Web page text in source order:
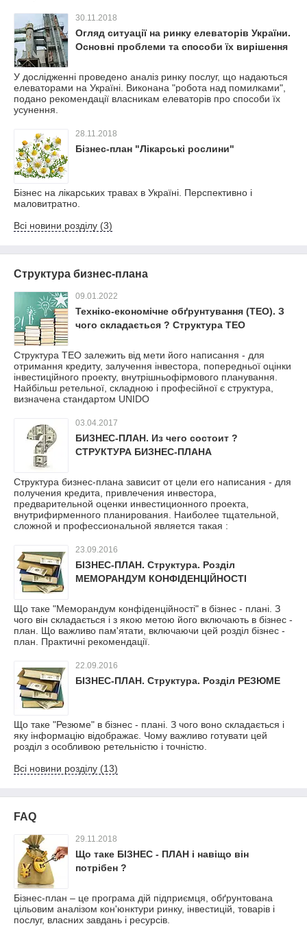
30.11.2018
Огляд ситуації на ринку елеваторів України.
Основні проблеми та способи їх вирішення
У дослідженні проведено аналіз ринку послуг, що надаються
елеваторами на Україні. Виконана "робота над помилками",
подано рекомендації власникам елеваторів про способи їх
усунення.
28.11.2018
Бізнес-план "Лікарські рослини"
Бізнес на лікарських травах в Україні. Перспективно і
маловитратно.
Всі новини розділу (3)
Структура бизнес-плана
09.01.2022
Техніко-економічне обґрунтування (ТЕО). З
чого складається ? Структура ТЕО
Структура ТЕО залежить від мети його написання - для
отримання кредиту, залучення інвестора, попередньої оцінки
інвестиційного проекту, внутрішньофірмового планування.
Найбільш ретельної, складною і професійної є структура,
визначена стандартом UNIDO
03.04.2017
БИЗНЕС-ПЛАН. Из чего состоит ?
СТРУКТУРА БИЗНЕС-ПЛАНА
Структура бизнес-плана зависит от цели его написания - для
получения кредита, привлечения инвестора,
предварительной оценки инвестиционного проекта,
внутрифирменного планирования. Наиболее тщательной,
сложной и профессиональной является такая :
23.09.2016
БІЗНЕС-ПЛАН. Структура. Розділ
МЕМОРАНДУМ КОНФІДЕНЦІЙНОСТІ
Що таке "Меморандум конфіденційності" в бізнес - плані. З
чого він складається і з якою метою його включають в бізнес -
план. Що важливо пам'ятати, включаючи цей розділ бізнес -
план. Практичні рекомендації.
22.09.2016
БІЗНЕС-ПЛАН. Структура. Розділ РЕЗЮМЕ
Що таке "Резюме" в бізнес - плані. З чого воно складається і
яку інформацію відображає. Чому важливо готувати цей
розділ з особливою ретельністю і точністю.
Всі новини розділу (13)
FAQ
29.11.2018
Що таке БІЗНЕС - ПЛАН і навіщо він
потрібен ?
Бізнес-план – це програма дій підприємця, обґрунтована
цільовим аналізом кон'юнктури ринку, інвестицій, товарів і
послуг, власних завдань і ресурсів.